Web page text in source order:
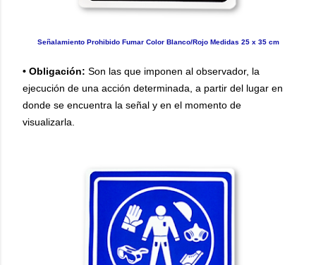
Señalamiento Prohibido Fumar Color Blanco/Rojo Medidas 25 x 35 cm
• Obligación: Son las que imponen al observador, la
ejecución de una acción determinada, a partir del lugar en
donde se encuentra la señal y en el momento de
visualizarla.